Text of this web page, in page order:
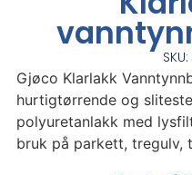
Gjøco Klarlakk
hurtigtørrende og
polyuretanlakk med
bruk på parkett, tregulv,